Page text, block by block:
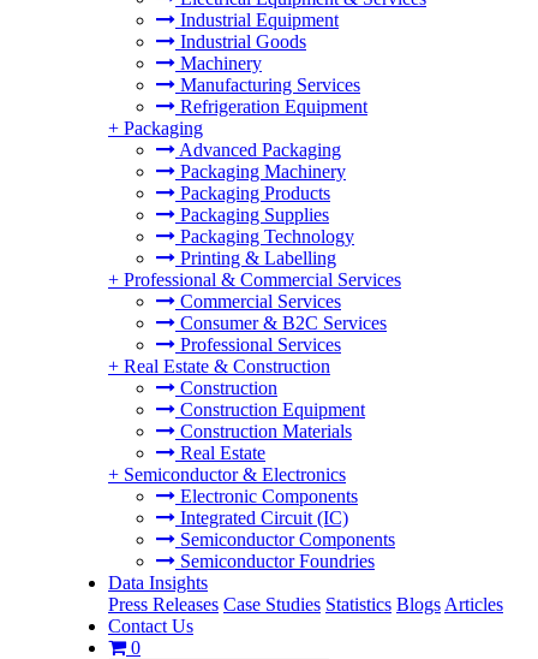
Industrial Equipment
Industrial Goods
Machinery
Manufacturing Services
Refrigeration Equipment
+ Packaging
Advanced Packaging
Packaging Machinery
Packaging Products
Packaging Supplies
Packaging Technology
Printing & Labelling
+ Professional & Commercial Services
Commercial Services
Consumer & B2C Services
Professional Services
+ Real Estate & Construction
Construction
Construction Equipment
Construction Materials
Real Estate
+ Semiconductor & Electronics
Electronic Components
Integrated Circuit (IC)
Semiconductor Components
Semiconductor Foundries
Data Insights
Press Releases Case Studies Statistics Blogs Articles
Contact Us
0